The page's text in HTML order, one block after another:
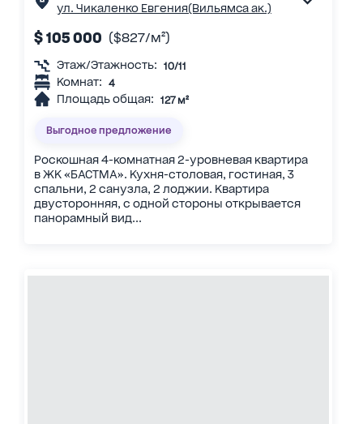
ул. Чикаленко Евгения(Вильямса ак.)
$ 105 000 ($827/м²)
Этаж/Этажность: 10/11
Комнат: 4
Площадь общая: 127 м²
Выгодное предложение
Роскошная 4-комнатная 2-уровневая квартира
в ЖК «БАСТМА». Кухня-столовая, гостиная, 3
спальни, 2 санузла, 2 лоджии. Квартира
двусторонняя, с одной стороны открывается
панорамный вид...